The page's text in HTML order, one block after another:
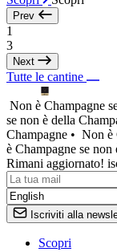
Prev
1
3
Next
Tutte le cantine
Non è Champagne
se non è della
Champagne • Non è
è Champagne se non
Rimani aggiornato!
Iscriviti alla
Scopri